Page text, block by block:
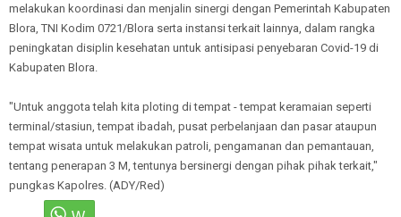
melakukan koordinasi dan menjalin sinergi dengan Pemerintah Kabupaten
Blora, TNI Kodim 0721/Blora serta instansi terkait lainnya, dalam rangka
peningkatan disiplin kesehatan untuk antisipasi penyebaran Covid-19 di
Kabupaten Blora.
"Untuk anggota telah kita ploting di tempat - tempat keramaian seperti
terminal/stasiun, tempat ibadah, pusat perbelanjaan dan pasar ataupun
tempat wisata untuk melakukan patroli, pengamanan dan pemantauan,
tentang penerapan 3 M, tentunya bersinergi dengan pihak pihak terkait,"
pungkas Kapolres. (ADY/Red)